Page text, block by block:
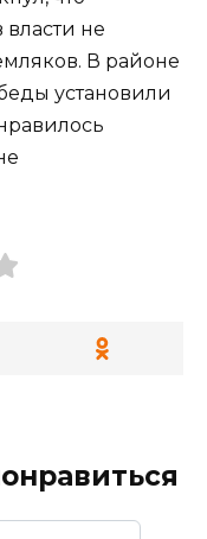
не
В районе
установили